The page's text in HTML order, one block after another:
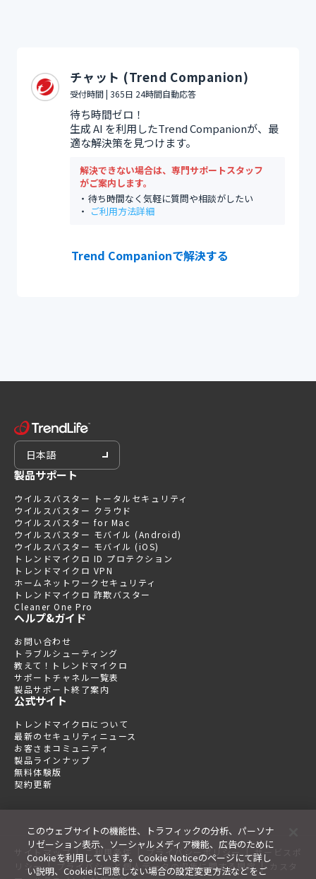
チャット (Trend Companion)
受付時間 | 365日 24時間自動応答
待ち時間ゼロ！
生成 AI を利用したTrend Companionが、最
適な解決策を見つけます。
解決できない場合は、専門サポートスタッフ
がご案内します。
待ち時間なく気軽に質問や相談がしたい
ご利用方法詳細
Trend Companionで解決する
日本語
製品サポート
ウイルスバスター トータルセキュリティ
ウイルスバスター クラウド
ウイルスバスター for Mac
ウイルスバスター モバイル (Android)
ウイルスバスター モバイル (iOS)
トレンドマイクロ ID プロテクション
トレンドマイクロ VPN
ホームネットワークセキュリティ
トレンドマイクロ 詐欺バスター
Cleaner One Pro
ヘルプ&ガイド
お問い合わせ
トラブルシューティング
教えて！トレンドマイクロ
サポートチャネル一覧表
製品サポート終了案内
公式サイト
トレンドマイクロについて
最新のセキュリティニュース
お客さまコミュニティ
製品ラインナップ
無料体験版
契約更新
サイトマップ | ご利用条件 プライバシーポリシー | サービスポ
リシー | プライバシーと個人データの収集に関する規定 |
このウェブサイトの機能性、トラフィックの分析、パーソナ
リゼーション表示、ソーシャルメディア機能、広告のために
Cookieを利用しています。Cookie Noticeのページにて詳し
い説明、Cookieに同意しない場合の設定変更方法などをご